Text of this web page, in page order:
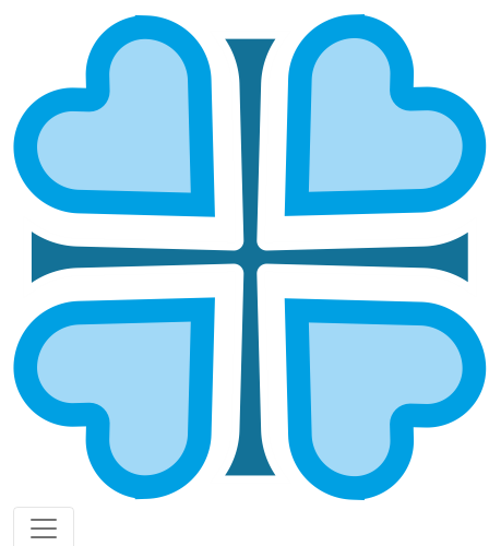
ПОДДЕРЖАТЬ ПРОЕКТ
ГЛАВНАЯ МЫ ПОМОГАЕМ ПОДДЕРЖАТЬ ПРОЕКТ
Поддержать проект
Карта
СМС
Выберите "ежемесячно" - это устойчивая и регулярная помощь
без дополнительных трат времени. Или можно пожертвовать
разово.
Подписаться